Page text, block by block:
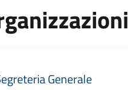
Generale